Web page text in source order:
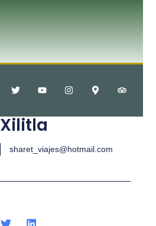
Xilitla
sharet_viajes@hotmail.com